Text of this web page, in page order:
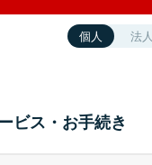
個人 法人
ビス・お手続き